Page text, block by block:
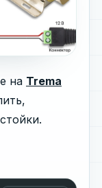
на Trema